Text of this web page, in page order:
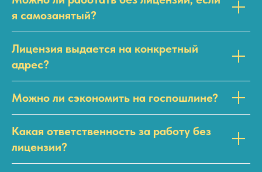
я самозанятый?
Лицензия выдается на конкретный
адрес?
Можно ли сэкономить на госпошлине?
Какая ответственность за работу без
лицензии?